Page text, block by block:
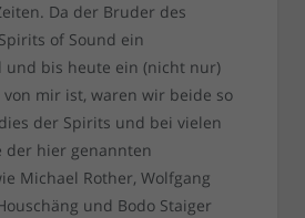
Da der Bruder des
of Sound ein
und bis heute ein (nicht nur)
mir ist, waren wir beide so
der Spirits und bei vielen
der hier genannten
Michael Rother, Wolfgang
und Bodo Staiger